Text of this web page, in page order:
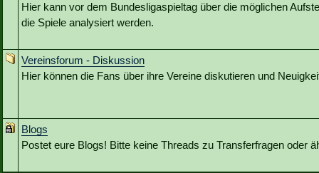
Hier kann vor dem Bundesligaspieltag über die möglichen
die Spiele analysiert werden.
Vereinsforum - Diskussion
Hier können die Fans über ihre Vereine diskutieren und
Blogs
Postet eure Blogs! Bitte keine Threads zu Transferfragen oder